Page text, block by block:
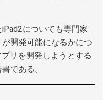
についても専門家
開発可能になるかにつ
リを開発しようとする
である。